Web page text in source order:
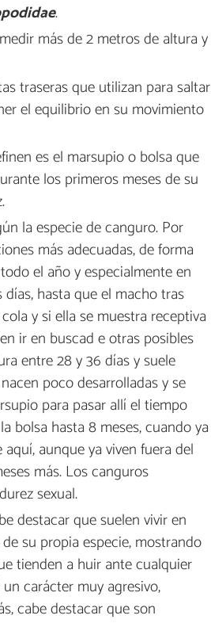
.
más de 2 metros de altura y
traseras que utilizan para saltar
el equilibrio en su movimiento
es el marsupio o bolsa que
los primeros meses de su
la especie de canguro. Por
más adecuadas, de forma
el año y especialmente en
hasta que el macho tras
y si ella se muestra receptiva
ir en buscad e otras posibles
entre 28 y 36 días y suele
poco desarrolladas y se
para pasar allí el tiempo
bolsa hasta 8 meses, cuando ya
aunque ya viven fuera del
más. Los canguros
sexual.
destacar que suelen vivir en
su propia especie, mostrando
tienden a huir ante cualquier
carácter muy agresivo,
cabe destacar que son